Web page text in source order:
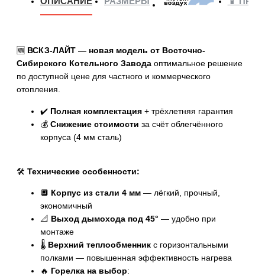
🆕 ВСКЗ-ЛАЙТ — новая модель от Восточно-
Сибирского Котельного Завода оптимальное решение
по доступной цене для частного и коммерческого
отопления.
✔️ Полная комплектация + трёхлетняя гарантия
💰 Снижение стоимости за счёт облегчённого
корпуса (4 мм сталь)
🛠️ Технические особенности:
🔲 Корпус из стали 4 мм — лёгкий, прочный,
экономичный
📐 Выход дымохода под 45° — удобно при
монтаже
🌡️ Верхний теплообменник с горизонтальными
полками — повышенная эффективность нагрева
🔥 Горелка на выбор: